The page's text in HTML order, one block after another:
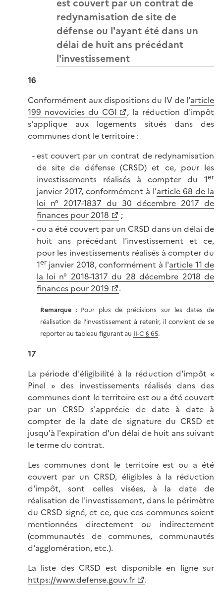
est couvert par un contrat de
redynamisation de site de
défense ou l'ayant été dans un
délai de huit ans précédant
l'investissement
16
Conformément aux dispositions du IV de l'article
199 novovicies du CGI
, la réduction d'impôt
s'applique aux logements situés dans des
communes dont le territoire :
est couvert par un contrat de redynamisation
de site de défense (CRSD) et ce, pour les
investissements réalisés à compter du 1er
janvier 2017, conformément à l'article 68 de la
loi n° 2017-1837 du 30 décembre 2017 de
finances pour 2018
;
ou a été couvert par un CRSD dans un délai de
huit ans précédant l'investissement et ce,
pour les investissements réalisés à compter du
1erjanvier 2018, conformément à l'article 11 de
la loi n° 2018-1317 du 28 décembre 2018 de
finances pour 2019
.
Remarque :Pour plus de précisions sur les dates de
réalisation de l'investissement à retenir, il convient de se
reporter au tableau figurant au II-C § 65.
17
La période d'éligibilité à la réduction d'impôt «
Pinel » des investissements réalisés dans des
communes dont le territoire est ou a été couvert
par un CRSD s'apprécie de date à date à
compter de la date de signature du CRSD et
jusqu'à l'expiration d'un délai de huit ans suivant
le terme du contrat.
Les communes dont le territoire est ou a été
couvert par un CRSD, éligibles à la réduction
d'impôt, sont celles visées, à la date de
réalisation de l'investissement, dans le périmètre
du CRSD signé, et ce, que ces communes soient
mentionnées directement ou indirectement
(communautés de communes, communautés
d'agglomération, etc.).
La liste des CRSD est disponible en ligne sur
https://www.defense.gouv.fr
.